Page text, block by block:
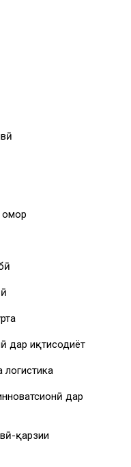
омор
дар иқтисодиёт
дар
қарзии